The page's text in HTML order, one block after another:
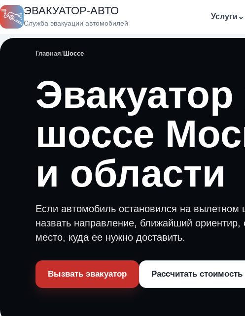
ЭВАКУАТОР-АВТО
Служба эвакуации автомобилей
Услуги ⌄
Главная Шоссе
Эвакуатор
шоссе
и области
Если автомобиль остановился на вылетном
назвать направление, ближайший
место, куда ее нужно доставить.
Вызвать эвакуатор Рассчитать стоимость